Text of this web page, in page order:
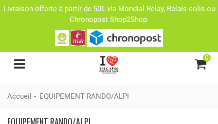
Livraison offerte à partir de 50€ via Mondial Relay, Relais colis ou
Chronopost Shop2Shop
0
Accueil - EQUIPEMENT RANDO/ALPI